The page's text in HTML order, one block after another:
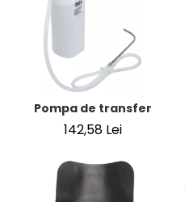
Pompa de transfer
142,58 Lei